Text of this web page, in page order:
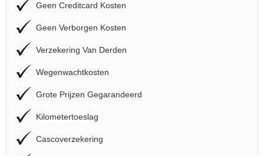
Geen Creditcard Kosten
Geen Verborgen Kosten
Verzekering Van Derden
Wegenwachtkosten
Grote Prijzen Gegarandeerd
Kilometertoeslag
Cascoverzekering